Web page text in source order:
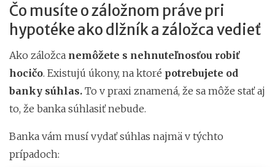
Čo musíte o záložnom práve pri
hypotéke ako dlžník a záložca vedieť
Ako záložca nemôžete s nehnuteľnosťou robiť
hocičo. Existujú úkony, na ktoré potrebujete od
banky súhlas. To v praxi znamená, že sa môže stať aj
to, že banka súhlasiť nebude.
Banka vám musí vydať súhlas najmä v týchto
prípadoch: